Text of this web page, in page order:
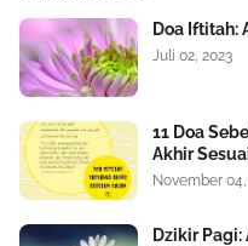
Doa Iftitah:
Juli 02, 2023
11 Doa
Akhir
November 04,
Dzikir